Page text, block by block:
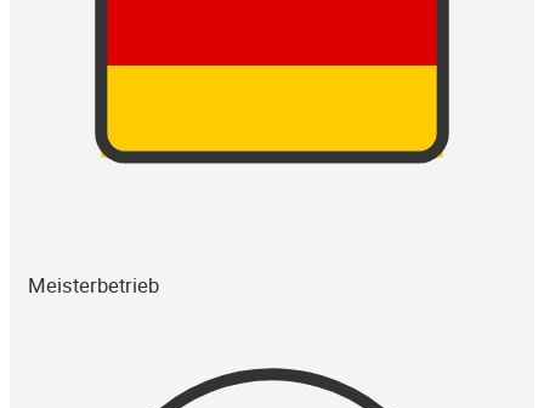
Meisterbetrieb